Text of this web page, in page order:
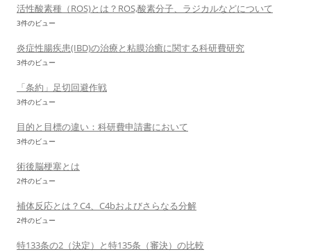
活性酸素種（ROS)とは？ROS,酸素分子、ラジカルなどについて
3件のビュー
炎症性腸疾患(IBD)の治療と粘膜治癒に関する科研費研究
3件のビュー
「条約」足切回避作戦
3件のビュー
目的と目標の違い：科研費申請書において
3件のビュー
術後脳梗塞とは
2件のビュー
補体反応とは？C4、C4bおよびさらなる分解
2件のビュー
特133条の2（決定）と特135条（審決）の比較